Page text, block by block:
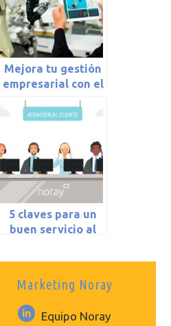
Mejora tu gestión
empresarial con el
Internet de las
Cosas (IoT)
5 claves para un
buen servicio al
Marketing Noray
Equipo Noray